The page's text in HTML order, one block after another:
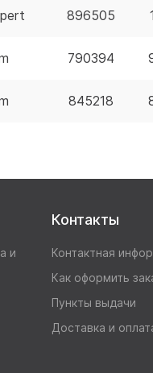
896505
790394
845218
и
Контакты
Контактная
Как оформить
Пункты выдачи
Доставка и